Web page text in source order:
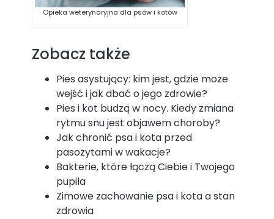
Opieka weterynaryjna dla psów i kotów
Zobacz także
Pies asystujący: kim jest, gdzie może
wejść i jak dbać o jego zdrowie?
Pies i kot budzą w nocy. Kiedy zmiana
rytmu snu jest objawem choroby?
Jak chronić psa i kota przed
pasożytami w wakacje?
Bakterie, które łączą Ciebie i Twojego
pupila
Zimowe zachowanie psa i kota a stan
zdrowia